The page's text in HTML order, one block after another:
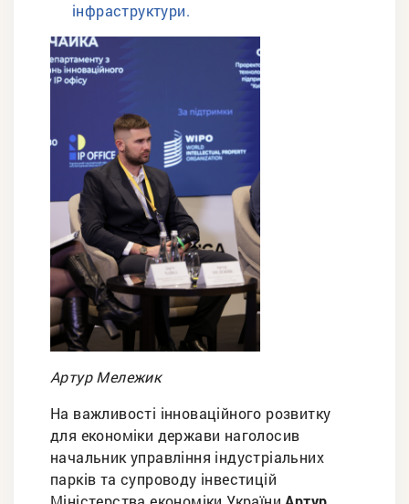
інфраструктури.
Артур Мележик
На важливості інноваційного розвитку
для економіки держави наголосив
начальник управління індустріальних
парків та супроводу інвестицій